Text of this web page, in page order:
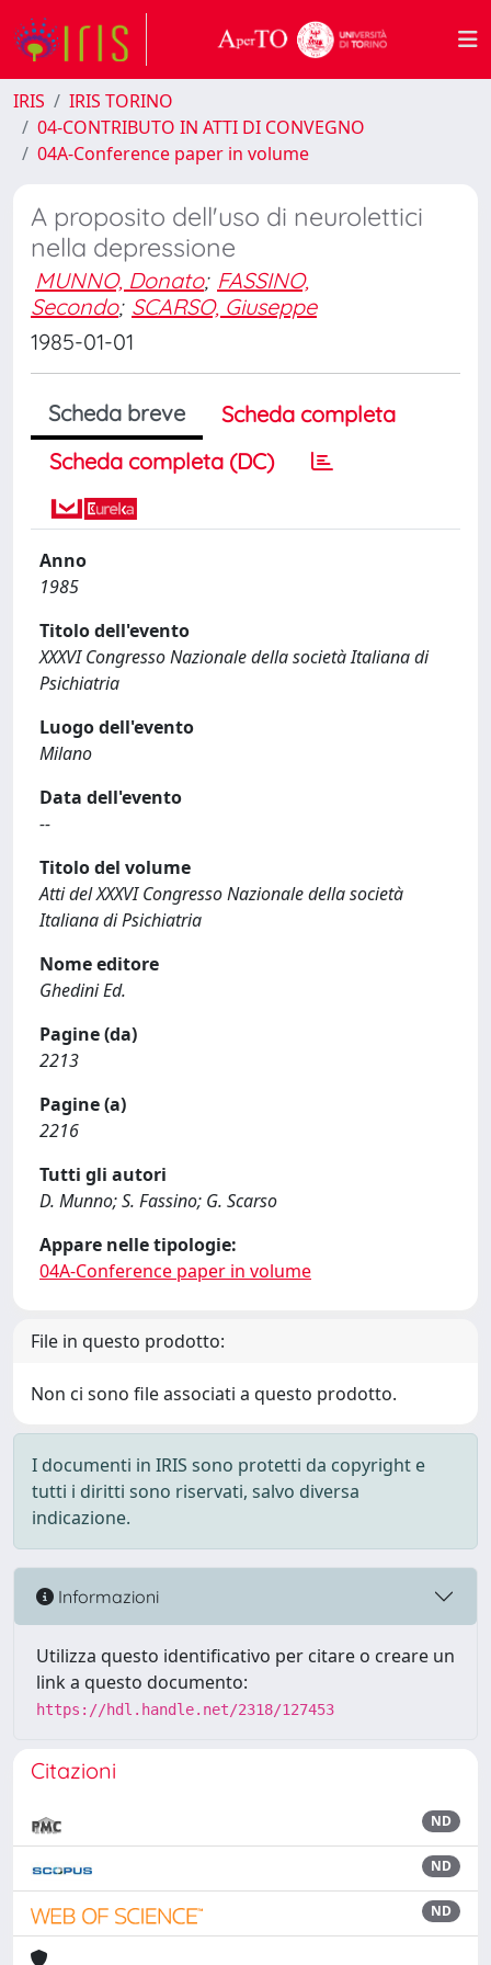
IRIS
IRIS TORINO
04-CONTRIBUTO IN ATTI DI CONVEGNO
04A-Conference paper in volume
A proposito dell'uso di neurolettici
nella depressione
MUNNO, Donato; FASSINO,
Secondo; SCARSO, Giuseppe
1985-01-01
Scheda breve
Scheda completa
Scheda completa (DC)
Anno
1985
Titolo dell'evento
XXXVI Congresso Nazionale della società Italiana di
Psichiatria
Luogo dell'evento
Milano
Data dell'evento
--
Titolo del volume
Atti del XXXVI Congresso Nazionale della società
Italiana di Psichiatria
Nome editore
Ghedini Ed.
Pagine (da)
2213
Pagine (a)
2216
Tutti gli autori
D. Munno; S. Fassino; G. Scarso
Appare nelle tipologie:
04A-Conference paper in volume
File in questo prodotto:
Non ci sono file associati a questo prodotto.
I documenti in IRIS sono protetti da copyright e
tutti i diritti sono riservati, salvo diversa
indicazione.
Informazioni
Utilizza questo identificativo per citare o creare un
link a questo documento:
https://hdl.handle.net/2318/127453
Citazioni
ND
ND
ND